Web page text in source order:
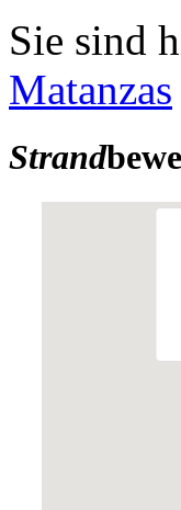
Sie sind
Matanzas
Strand